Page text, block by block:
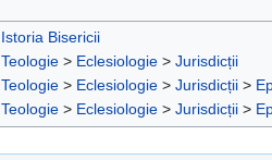
Istoria Bisericii
Teologie > Eclesiologie > Jurisdicții
Teologie > Eclesiologie > Jurisdicții >
Teologie > Eclesiologie > Jurisdicții >